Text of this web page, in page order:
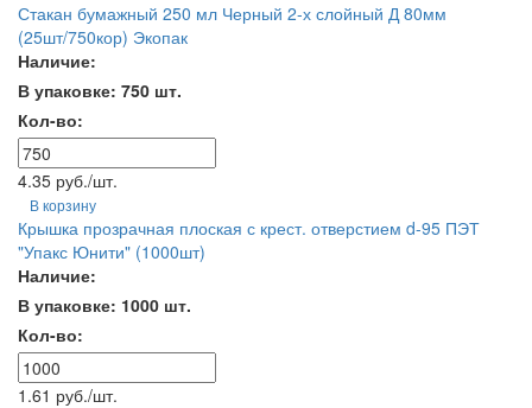
Стакан бумажный 250 мл Черный 2-х слойный Д 80мм
(25шт/750кор) Экопак
Наличие:
В упаковке: 750 шт.
Кол-во:
4.35 руб./шт.
В корзину
Крышка прозрачная плоская с крест. отверстием d-95 ПЭТ
"Упакс Юнити" (1000шт)
Наличие:
В упаковке: 1000 шт.
Кол-во:
1.61 руб./шт.